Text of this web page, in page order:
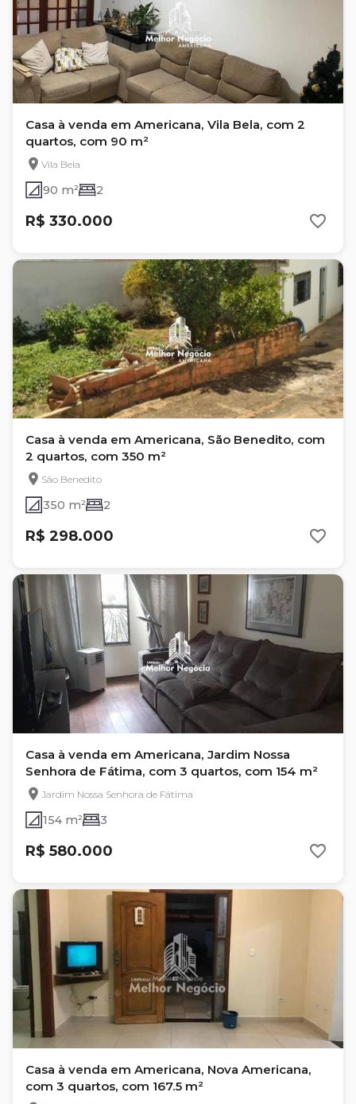
Casa à venda em Americana, Vila Bela, com 2
quartos, com 90 m²
Vila Bela
90 m² 2
R$ 330.000
Casa à venda em Americana, São Benedito, com
2 quartos, com 350 m²
São Benedito
350 m² 2
R$ 298.000
Casa à venda em Americana, Jardim Nossa
Senhora de Fátima, com 3 quartos, com 154 m²
Jardim Nossa Senhora de Fátima
154 m² 3
R$ 580.000
Casa à venda em Americana, Nova Americana,
com 3 quartos, com 167.5 m²